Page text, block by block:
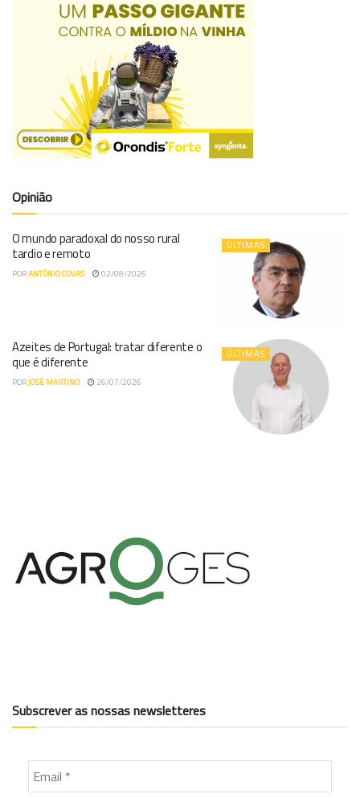
Opinião
ÚLTIMAS
O mundo paradoxal do nosso rural
tardio e remoto
PORANTÓNIO COVAS 02/08/2026
ÚLTIMAS
Azeites de Portugal: tratar diferente o
que é diferente
PORJOSÉ MARTINO 26/07/2026
Subscrever as nossas newsletteres